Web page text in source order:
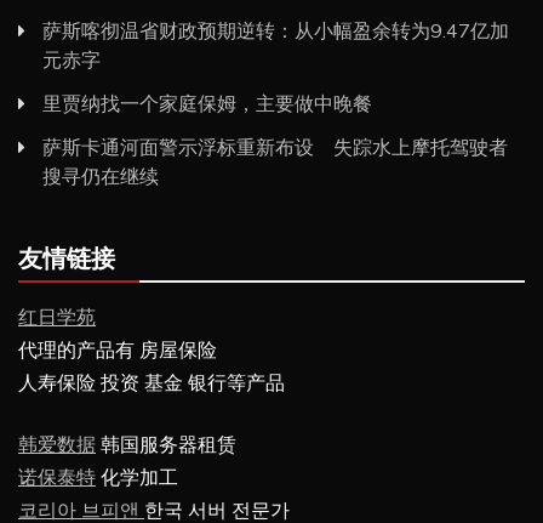
萨斯喀彻温省财政预期逆转：从小幅盈余转为9.47亿加
元赤字
里贾纳找一个家庭保姆，主要做中晚餐
萨斯卡通河面警示浮标重新布设 失踪水上摩托驾驶者
搜寻仍在继续
友情链接
红日学苑
代理的产品有 房屋保险
人寿保险 投资 基金 银行等产品
韩爱数据 韩国服务器租赁
诺保泰特 化学加工
코리아 브피앤 한국 서버 전문가